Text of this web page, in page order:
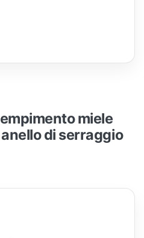
miele
di serraggio